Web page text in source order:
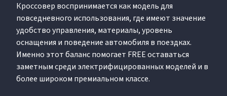
Кроссовер воспринимается как модель для
повседневного использования, где имеют значение
удобство управления, материалы, уровень
оснащения и поведение автомобиля в поездках.
Именно этот баланс помогает FREE оставаться
заметным среди электрифицированных моделей и в
более широком премиальном классе.